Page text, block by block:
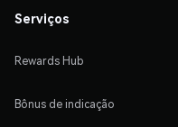
Serviços
Rewards Hub
Bônus de indicação